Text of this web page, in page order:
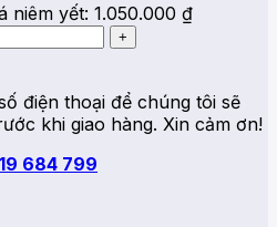
niêm yết: 1.050.000 ₫
điện thoại để chúng tôi sẽ
khi giao hàng. Xin cảm ơn!
684 799